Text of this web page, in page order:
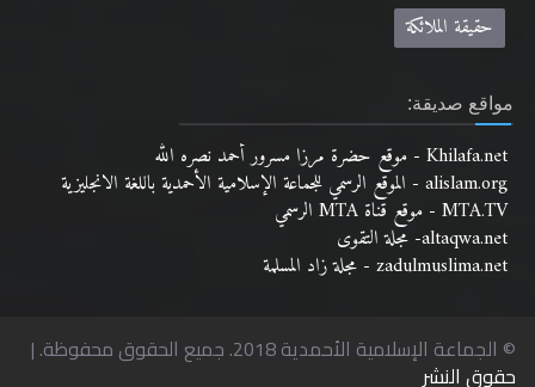
حقيقة الملائكة
مواقع صديقة:
Khilafa.net - موقع حضرة مرزا مسرور أحمد نصره الله
alislam.org - الموقع الرسمي للجماعة الإسلامية الأحمدية باللغة الانجليزية
MTA.TV - موقع قناة MTA الرسمي
altaqwa.net- مجلة التقوى
zadulmuslima.net - مجلة زاد المسلمة
© الجماعة الإسلامية الأحمدية 2018. جميع الحقوق محفوظة. |
حقوق النشر